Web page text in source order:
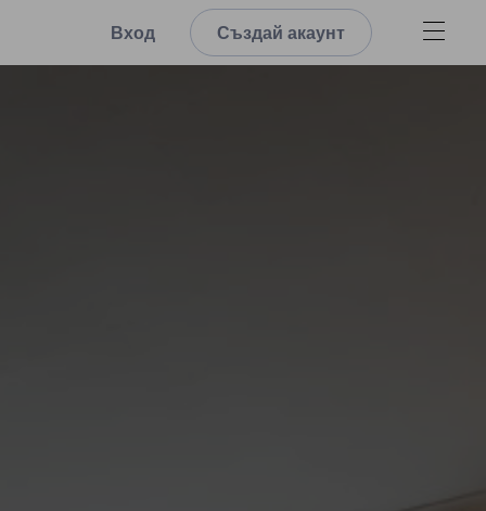
Вход Създай акаунт